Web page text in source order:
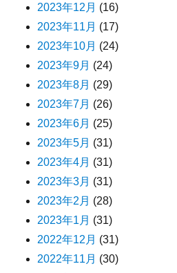
2023年12月 (16)
2023年11月 (17)
2023年10月 (24)
2023年9月 (24)
2023年8月 (29)
2023年7月 (26)
2023年6月 (25)
2023年5月 (31)
2023年4月 (31)
2023年3月 (31)
2023年2月 (28)
2023年1月 (31)
2022年12月 (31)
2022年11月 (30)